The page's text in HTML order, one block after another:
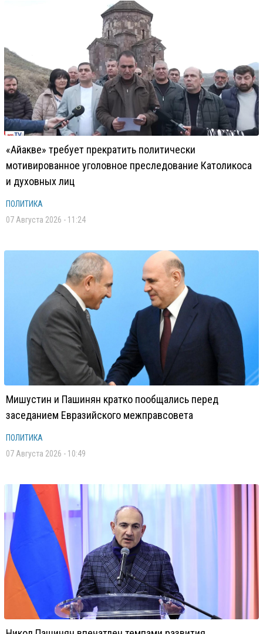
«Айакве» требует прекратить политически
мотивированное уголовное преследование Католикоса
и духовных лиц
ПОЛИТИКА
07 Августа 2026 - 11:24
Мишустин и Пашинян кратко пообщались перед
заседанием Евразийского межправсовета
ПОЛИТИКА
07 Августа 2026 - 10:49